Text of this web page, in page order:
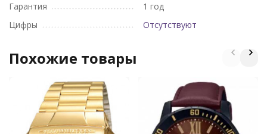
Гарантия
1 год
Цифры
Отсутствуют
Похожие товары